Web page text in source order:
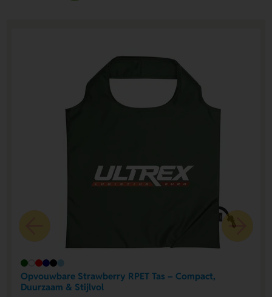
Opvouwbare Strawberry RPET Tas – Compact,
Duurzaam & Stijlvol